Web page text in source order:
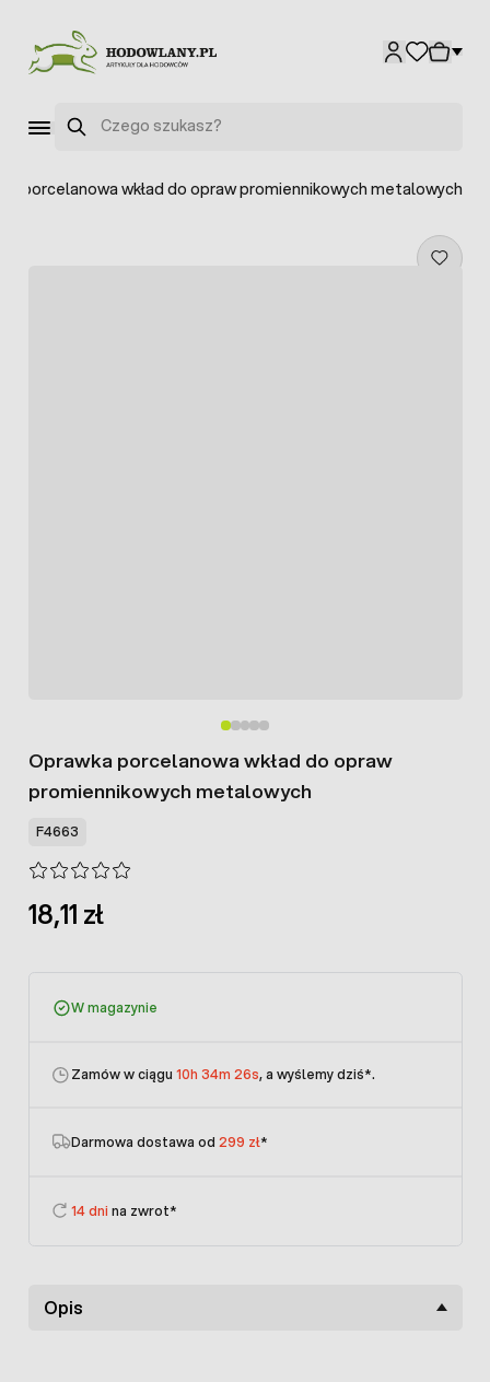
Szukaj
porcelanowa wkład do opraw promiennikowych metalowych
Oprawka porcelanowa wkład do opraw
promiennikowych metalowych
F4663
18,11 zł
W magazynie
Zamów w ciągu 10h 34m 26s, a wyślemy dziś*.
Darmowa dostawa od 299 zł*
14 dni na zwrot*
Opis